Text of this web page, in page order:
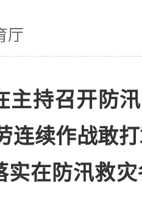
厅
主持召开防
连续作战敢
实在防汛救